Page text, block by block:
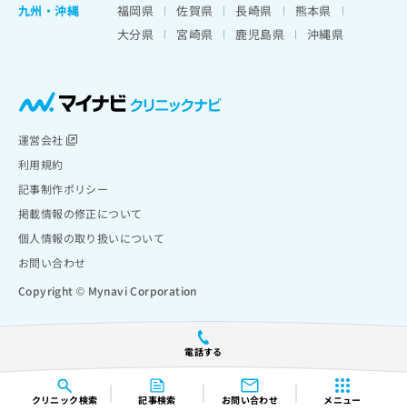
クリニック検索 記事検索 お問い合わせ メニュー
電話する
九州・沖縄
福岡県 佐賀県 長崎県
熊本県
大分県
宮崎県 鹿児島県 沖縄県
運営会社
利用規約
記事制作ポリシー
掲載情報の修正について
個人情報の取り扱いについて
お問い合わせ
Copyright © Mynavi Corporation